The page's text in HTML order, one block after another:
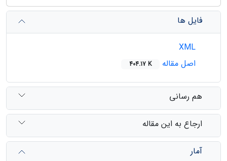
فایل ها
اصل مقاله
404.17 K
هم رسانی
ارجاع به این مقاله
آمار